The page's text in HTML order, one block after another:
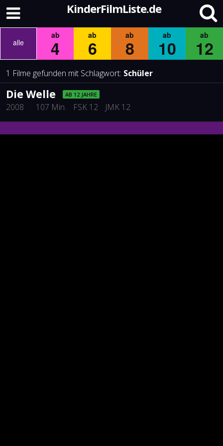
KinderFilmListe.de
alle
ab
4
ab
6
ab
8
ab
10
ab
12
1 Filme gefunden mit Schlagwort: Schüler
Die Welle AB 12 JAHRE
2008 107 Min. FSK 12 JMK 12